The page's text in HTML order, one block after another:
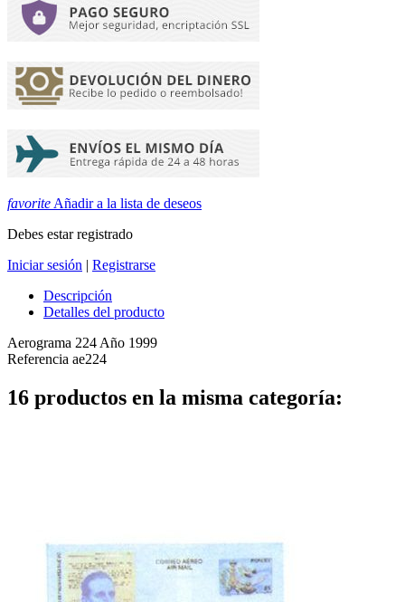
favorite Añadir a la lista de deseos
Debes estar registrado
Iniciar sesión | Registrarse
Descripción
Detalles del producto
Aerograma 224 Año 1999
Referencia ae224
16 productos en la misma categoría: